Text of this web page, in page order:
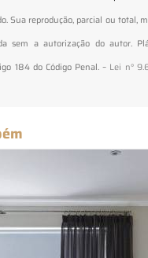
Sua reprodução, parcial ou total,
sem a autorização do autor.
184 do Código Penal. – Lei n°